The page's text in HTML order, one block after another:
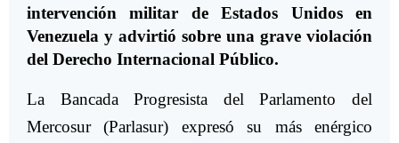
intervención militar de Estados Unidos en
Venezuela y advirtió sobre una grave violación
del Derecho Internacional Público.
La Bancada Progresista del Parlamento del
Mercosur (Parlasur) expresó su más enérgico